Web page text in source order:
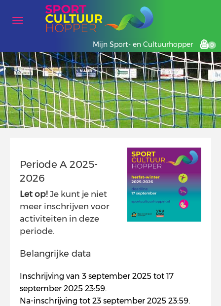
Mijn Sport- en Cultuurhopper 0
Periode A 2025-
2026
Let op! Je kunt je niet
meer inschrijven voor
activiteiten in deze
periode.
Belangrijke data
Inschrijving van 3 september 2025 tot 17
september 2025 23:59.
Na-inschrijving tot 23 september 2025 23:59.